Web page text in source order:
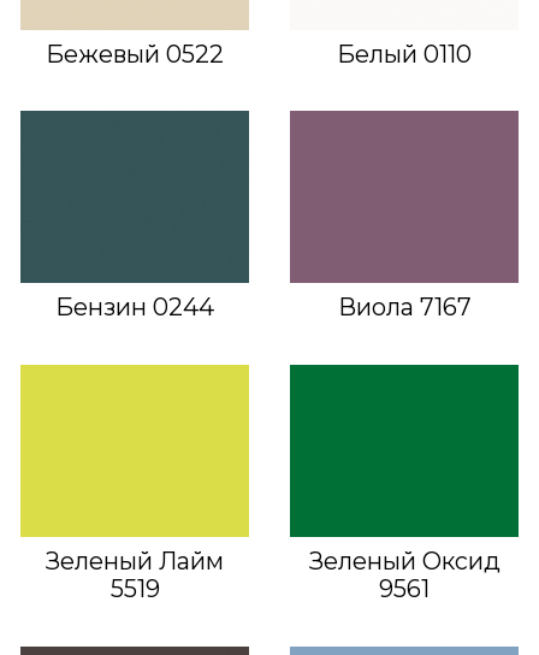
Бежевый 0522 Белый 0110
Бензин 0244 Виола 7167
Зеленый Лайм
5519
Зеленый Оксид
9561